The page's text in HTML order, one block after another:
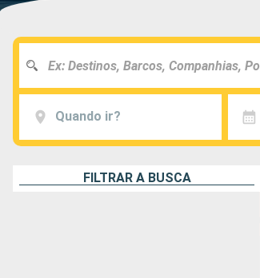
Quando ir?
FILTRAR A BUSCA